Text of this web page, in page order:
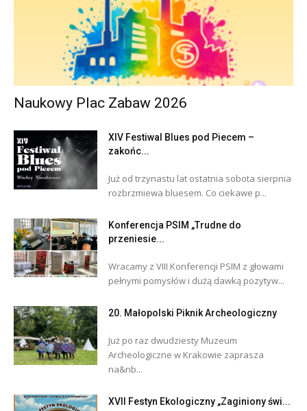
Naukowy Plac Zabaw 2026
XIV Festiwal Blues pod Piecem –
zakońc...
Już od trzynastu lat ostatnia sobota sierpnia
rozbrzmiewa bluesem. Co ciekawe p...
Konferencja PSIM „Trudne do
przeniesie...
Wracamy z VIII Konferencji PSIM z głowami
pełnymi pomysłów i dużą dawką pozytyw...
20. Małopolski Piknik Archeologiczny
Już po raz dwudziesty Muzeum
Archeologiczne w Krakowie zaprasza
na&nb...
XVII Festyn Ekologiczny „Zaginiony świ...